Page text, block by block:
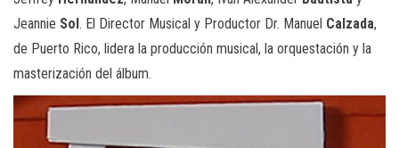
Jeannie Sol . El Director Musical y Productor Dr. Manuel Calzada,
de Puerto Rico, lidera la producción musical, la orquestación y la
masterización del álbum.